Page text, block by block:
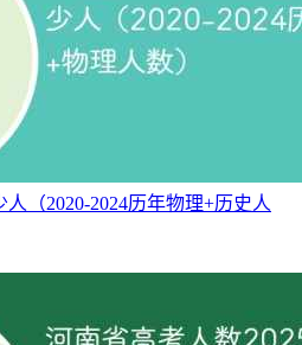
（2020-2024历年物理+历史人